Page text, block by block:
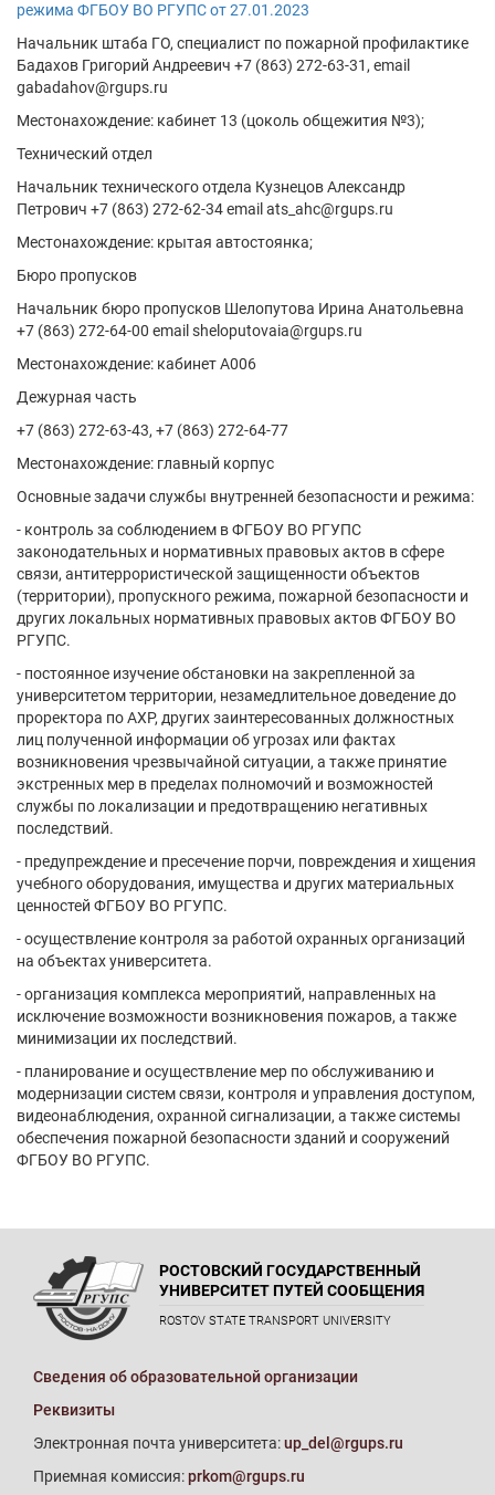
режима ФГБОУ ВО РГУПС от 27.01.2023
Начальник штаба ГО, cпециалист по пожарной профилактике
Бадахов Григорий Андреевич +7 (863) 272-63-31, email
gabadahov@rgups.ru
Местонахождение: кабинет 13 (цоколь общежития №3);
Технический отдел
Начальник технического отдела Кузнецов Александр
Петрович +7 (863) 272-62-34 email ats_ahc@rgups.ru
Местонахождение: крытая автостоянка;
Бюро пропусков
Начальник бюро пропусков Шелопутова Ирина Анатольевна
+7 (863) 272-64-00 email sheloputovaia@rgups.ru
Местонахождение: кабинет А006
Дежурная часть
+7 (863) 272-63-43, +7 (863) 272-64-77
Местонахождение: главный корпус
Основные задачи службы внутренней безопасности и режима:
- контроль за соблюдением в ФГБОУ ВО РГУПС
законодательных и нормативных правовых актов в сфере
связи, антитеррористической защищенности объектов
(территории), пропускного режима, пожарной безопасности и
других локальных нормативных правовых актов ФГБОУ ВО
РГУПС.
- постоянное изучение обстановки на закрепленной за
университетом территории, незамедлительное доведение до
проректора по АХР, других заинтересованных должностных
лиц полученной информации об угрозах или фактах
возникновения чрезвычайной ситуации, а также принятие
экстренных мер в пределах полномочий и возможностей
службы по локализации и предотвращению негативных
последствий.
- предупреждение и пресечение порчи, повреждения и хищения
учебного оборудования, имущества и других материальных
ценностей ФГБОУ ВО РГУПС.
- осуществление контроля за работой охранных организаций
на объектах университета.
- организация комплекса мероприятий, направленных на
исключение возможности возникновения пожаров, а также
минимизации их последствий.
- планирование и осуществление мер по обслуживанию и
модернизации систем связи, контроля и управления доступом,
видеонаблюдения, охранной сигнализации, а также системы
обеспечения пожарной безопасности зданий и сооружений
ФГБОУ ВО РГУПС.
РОСТОВСКИЙ ГОСУДАРСТВЕННЫЙ
УНИВЕРСИТЕТ ПУТЕЙ СООБЩЕНИЯ
ROSTOV STATE TRANSPORT UNIVERSITY
Сведения об образовательной организации
Реквизиты
Электронная почта университета:up_del@rgups.ru
Приемная комиссия:prkom@rgups.ru